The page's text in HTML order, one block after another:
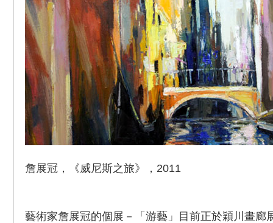
詹展冠，《威尼斯之旅》，2011
藝術家詹展冠的個展－「游藝」目前正於穎川畫廊